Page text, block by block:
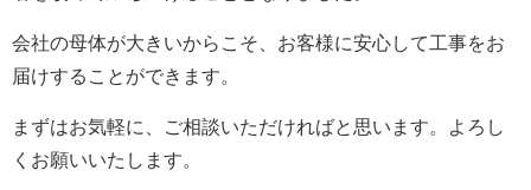
会社の母体が大きいからこそ、お客様に安心して工事をお
届けすることができます。
まずはお気軽に、ご相談いただければと思います。よろし
くお願いいたします。